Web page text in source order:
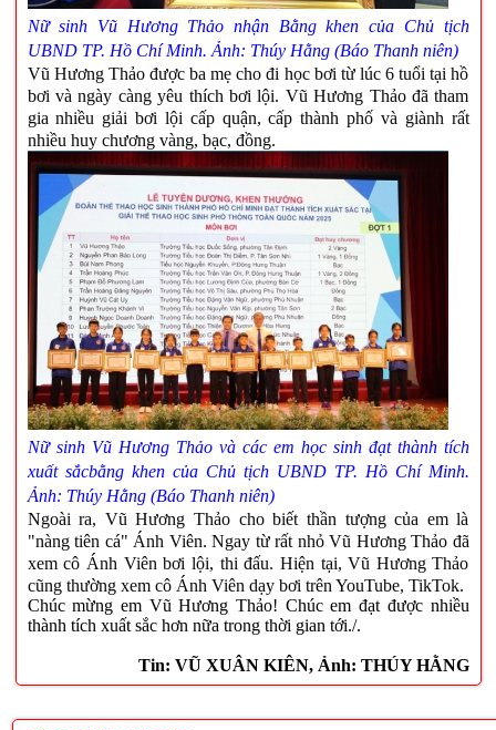
Nữ sinh Vũ Hương Thảo nhận Bằng khen của Chủ tịch
UBND TP. Hồ Chí Minh. Ảnh: Thúy Hằng (Báo Thanh niên)
Vũ Hương Thảo được ba mẹ cho đi học bơi từ lúc 6 tuổi tại hồ
bơi và ngày càng yêu thích bơi lội. Vũ Hương Thảo đã tham
gia nhiều giải bơi lội cấp quận, cấp thành phố và giành rất
nhiều huy chương vàng, bạc, đồng.
Nữ sinh Vũ Hương Thảo và các em học sinh đạt thành tích
xuất sắcbằng khen của Chủ tịch UBND TP. Hồ Chí Minh.
Ảnh: Thúy Hằng (Báo Thanh niên)
Ngoài ra, Vũ Hương Thảo cho biết thần tượng của em là
"nàng tiên cá" Ánh Viên. Ngay từ rất nhỏ Vũ Hương Thảo đã
xem cô Ánh Viên bơi lội, thi đấu. Hiện tại, Vũ Hương Thảo
cũng thường xem cô Ánh Viên dạy bơi trên YouTube, TikTok.
Chúc mừng em Vũ Hương Thảo! Chúc em đạt được nhiều
thành tích xuất sắc hơn nữa trong thời gian tới./.
Tin: VŨ XUÂN KIÊN, Ảnh: THÚY HẰNG